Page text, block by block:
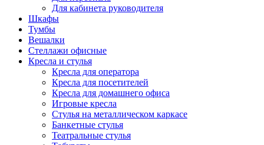
Для кабинета руководителя
Шкафы
Тумбы
Вешалки
Стеллажи офисные
Кресла и стулья
Кресла для оператора
Кресла для посетителей
Кресла для домашнего офиса
Игровые кресла
Стулья на металлическом каркасе
Банкетные стулья
Театральные стулья